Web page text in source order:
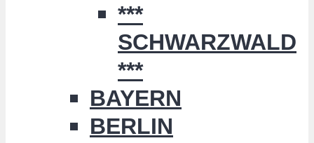
***
SCHWARZWALD
***
BAYERN
BERLIN